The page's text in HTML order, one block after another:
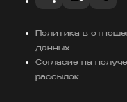
Политика в
данных
Согласие на
рассылок